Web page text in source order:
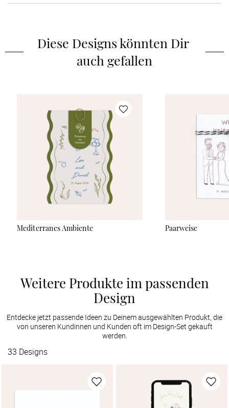
Diese Designs könnten Dir
auch gefallen
Mediterranes Ambiente Paarweise
Weitere Produkte im passenden
Design
Entdecke jetzt passende Ideen zu Deinem ausgewählten Produkt, die
von unseren Kundinnen und Kunden oft im Design-Set gekauft
werden.
33 Designs